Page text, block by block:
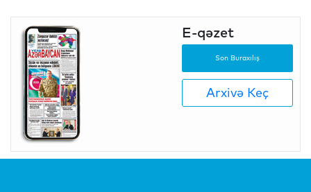
E-qəzet
Son Buraxılış
Arxivə Keç